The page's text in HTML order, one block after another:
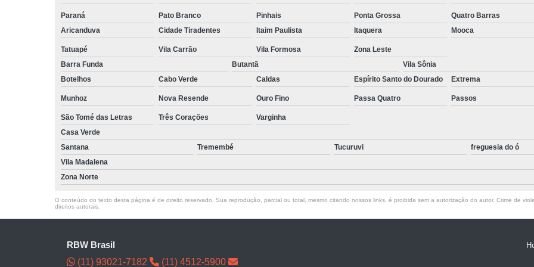
Empresa de
Empresa
Empresa de Terceirização
Empresa Terceirização
Empresa
Empresa de
Empresa de
Empresa de
Empresa de
Empresa
Empresa de
Paraná Pato Branco Pinhais Ponta Grossa Quatro Barras
Aricanduva
Cidade Tiradentes Itaim Paulista Itaquera Mooca
Tatuapé Vila Carrão Vila Formosa
Zona Leste
Barra Funda
Butantã Vila Sônia
Botelhos
Cabo Verde Caldas Espírito Santo do Dourado Extrema
Munhoz Nova Resende Ouro Fino Passa Quatro Passos
São Tomé das Letras Três Corações
Varginha
Casa Verde
Santana
Tremembé Tucuruvi freguesia do ó
Vila Madalena
Zona Norte
O conteúdo do texto desta página é de direito reservado. Sua reprodução, parcial ou total, mesmo citando nossos links, é proibida sem a autorização do autor. Crime de
direitos autorais
RBW Brasil
(11) 93021-7182
(11) 4512-5900